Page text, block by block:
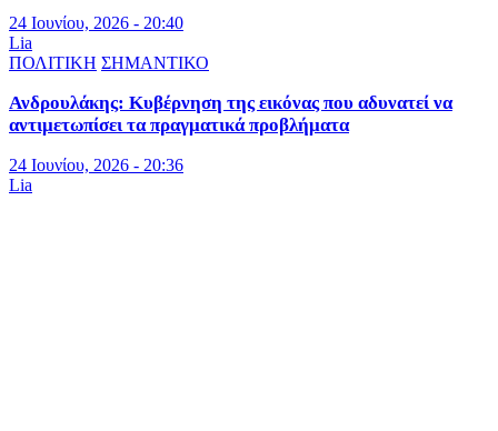
24 Ιουνίου, 2026 - 20:40
Lia
ΠΟΛΙΤΙΚΗ ΣΗΜΑΝΤΙΚΟ
Ανδρουλάκης: Κυβέρνηση της εικόνας που αδυνατεί να
αντιμετωπίσει τα πραγματικά προβλήματα
24 Ιουνίου, 2026 - 20:36
Lia